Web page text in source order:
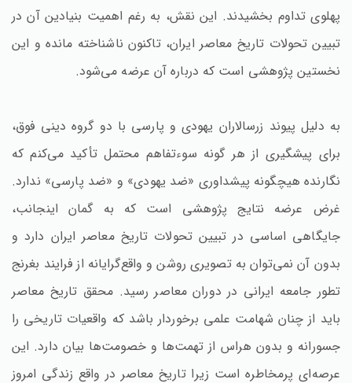
پهلوی تداوم بخشیدند. این نقش، به رغم اهمیت بنیادین آن در
تبیین تحولات تاریخ معاصر ایران، تاکنون ناشناخته مانده و این
نخستین پژوهشی است که درباره آن عرضه می‌شود.
به دلیل پیوند زرسالاران یهودی و پارسی با دو گروه دینی فوق،
برای پیشگیری از هر گونه سوءتفاهم محتمل تأکید می‌کنم که
نگارنده هیچگونه پیشداوری «ضد یهودی» و «ضد پارسی‌» ندارد.
غرض عرضه نتایج پژوهشی است که به گمان اینجانب،
جایگاهی اساسی در تبیین تحولات تاریخ معاصر ایران دارد و
بدون آن نمی‌توان به تصویری روشن و واقع‌گرایانه از فرایند بغرنج
تطور جامعه ایرانی در دوران معاصر رسید. محقق تاریخ معاصر
باید از چنان شهامت علمی برخوردار باشد که واقعیات تاریخی را
جسورانه و بدون هراس از تهمت‌ها و خصومت‌ها بیان دارد. این
عرصه‌ای پرمخاطره است زیرا تاریخ معاصر در واقع زندگی امروز